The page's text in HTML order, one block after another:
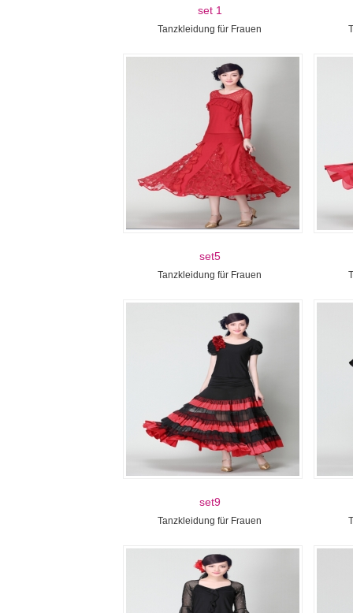
set 1
Tanzkleidung für Frauen
set5
Tanzkleidung für Frauen
set9
Tanzkleidung für Frauen